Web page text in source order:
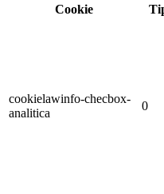
Cookie
cookielawinfo-checbox-
analitica
0